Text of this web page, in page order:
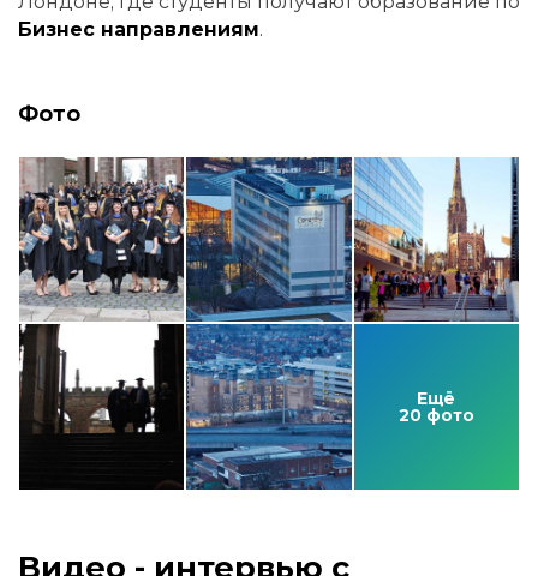
Бизнес направлениям.
Фото
Ещё
20 фото
Видео - интервью с